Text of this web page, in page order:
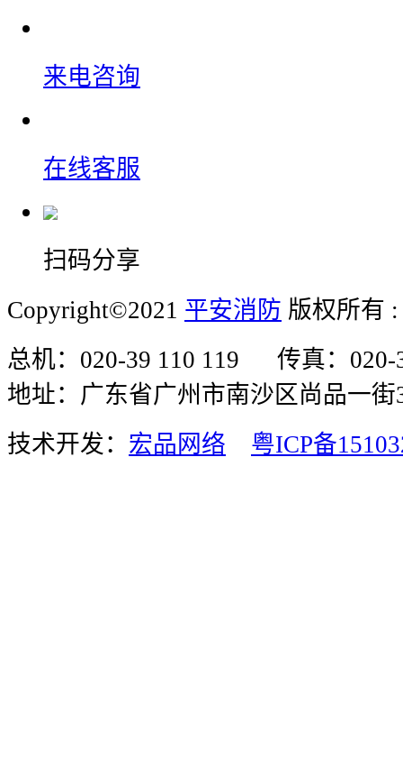
来电咨询
在线客服
扫码分享
Copyright©2021 平安消防 版权所有
总机：020-39 110 119 传真：
地址：广东省广州市南沙区尚品一街
技术开发： 宏品网络 粤ICP备